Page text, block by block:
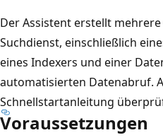
Der Assistent erstellt
Suchdienst, einschließlich
eines Indexers und einer
automatisierten Datenabruf.
Schnellstartanleitung
Voraussetzungen